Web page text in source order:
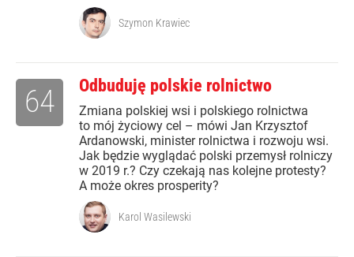
Szymon Krawiec
Odbuduję polskie rolnictwo
Zmiana polskiej wsi i polskiego rolnictwa
to mój życiowy cel – mówi Jan Krzysztof
Ardanowski, minister rolnictwa i rozwoju wsi.
Jak będzie wyglądać polski przemysł rolniczy
w 2019 r.? Czy czekają nas kolejne protesty?
A może okres prosperity?
64
Karol Wasilewski